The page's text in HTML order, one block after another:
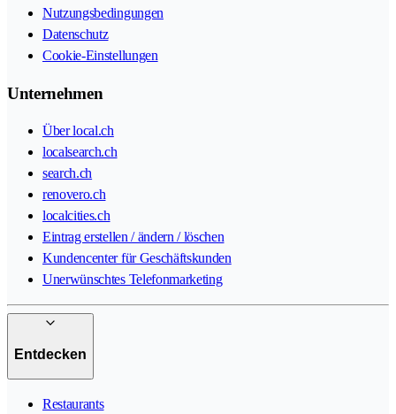
Nutzungsbedingungen
Datenschutz
Cookie-Einstellungen
Unternehmen
Über local.ch
localsearch.ch
search.ch
renovero.ch
localcities.ch
Eintrag erstellen / ändern / löschen
Kundencenter für Geschäftskunden
Unerwünschtes Telefonmarketing
Entdecken
Restaurants